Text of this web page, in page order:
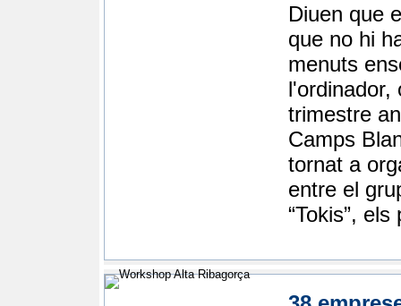
Diuen que
que no hi
menuts
l'ordinador,
trimestre
Camps
tornat a
entre el
“Tokis”,